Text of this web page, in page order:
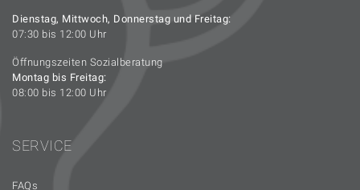
Dienstag, Mittwoch, Donnerstag und Freitag:
07:30 bis 12:00 Uhr
Öffnungszeiten Sozialberatung
Montag bis Freitag:
08:00 bis 12:00 Uhr
SERVICE
FAQs